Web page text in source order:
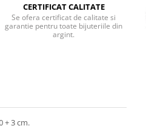
CERTIFICAT CALITATE
Se ofera certificat de calitate si
garantie pentru toate bijuteriile din
argint.
+ 3 cm.